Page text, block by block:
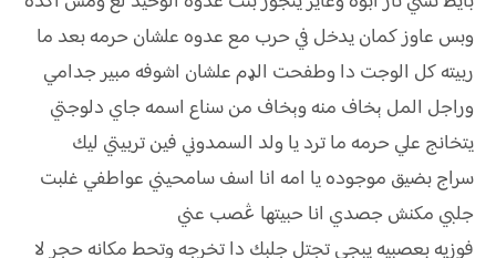
وبس عاوز كمان يدخل في حرب مع عدوه علشان حرمه بعد ما
ربيته كل الوجت دا وطفحت الډم علشان اشوفه مبير جدامي
وراجل المل ېخاف منه وېخاف من سناع اسمه جاي دلوجتي
يتخانج علي حرمه ما ترد يا ولد السمدوني فين تربيتي ليك
سراج بضيق موجوده يا امه انا اسف سامحيني عواطفي غلبت
جلبي مكنش جصدي انا حبيتها ڠصب عني
فوزيه بعصبيه يبجي تجتل جلبك دا تخرجه وتحط مكانه حجر لا